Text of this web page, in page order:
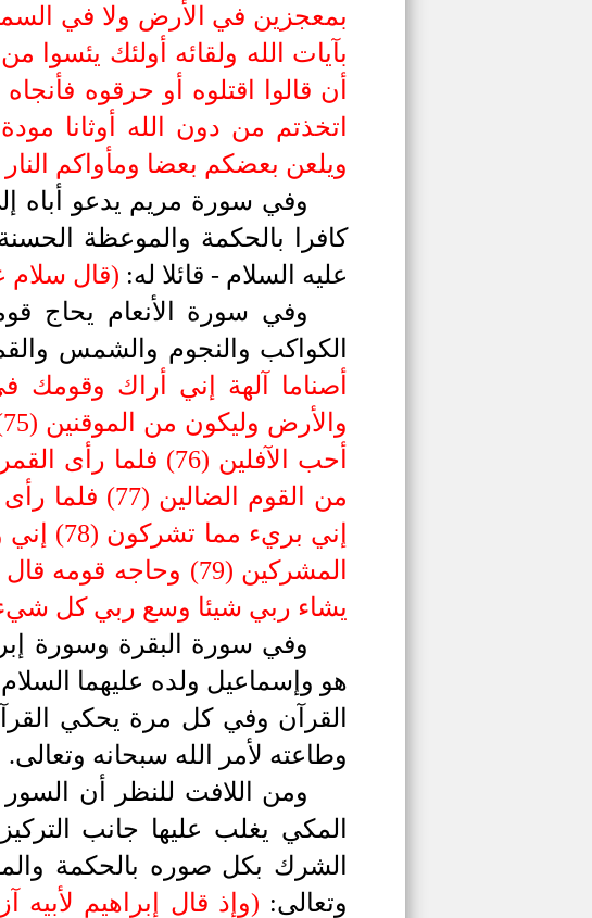
بآيات الله ولقائه أولئك يئسوا
اتخذتم من دون الله أوثانا
ويلعن بعضكم بعضا ومأواكم النار
وفي سورة مريم يدعو أباه
كافرا بالحكمة والموعظة
عليه السلام - قائلا له: )قال سلام
وفي سورة الأنعام يحاج
الكواكب والنجوم والشمس
أحب الآفلين (76)
من القوم
إني
المشركين (79)
يشاء ربي شيئا وسع ربي كل شيء
وفي سورة البقرة وسورة
هو وإسماعيل ولده عليهما
القرآن وفي كل مرة يحكي
وطاعته لأمر الله سبحانه وتعالى.
ومن اللافت للنظر أن
المكي يغلب عليها جانب
الشرك بكل صوره بالحكمة
وتعالى: )وإذ قال إبراهيم لأبيه